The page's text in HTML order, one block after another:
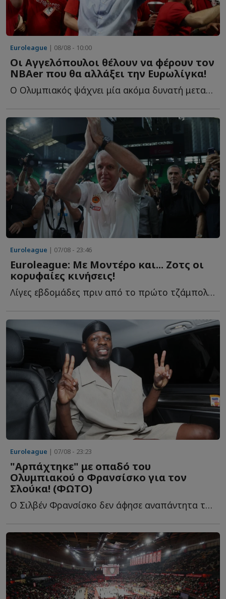
Euroleague | 08/08 - 10:00
Οι Αγγελόπουλοι θέλουν να φέρουν τον
NBAer που θα αλλάξει την Ευρωλίγκα!
Ο Ολυμπιακός ψάχνει μία ακόμα δυνατή μεταγραφή και ξ...
Euroleague | 07/08 - 23:46
Euroleague: Με Μοντέρο και... Ζοτς οι
κορυφαίες κινήσεις!
Λίγες εβδομάδες πριν από το πρώτο τζάμπολ της σεζόν 20...
Euroleague | 07/08 - 23:23
"Αρπάχτηκε" με οπαδό του
Ολυμπιακού ο Φρανσίσκο για τον
Σλούκα! (ΦΩΤΟ)
Ο Σιλβέν Φρανσίσκο δεν άφησε αναπάντητα τα όσα έγραψε φ...